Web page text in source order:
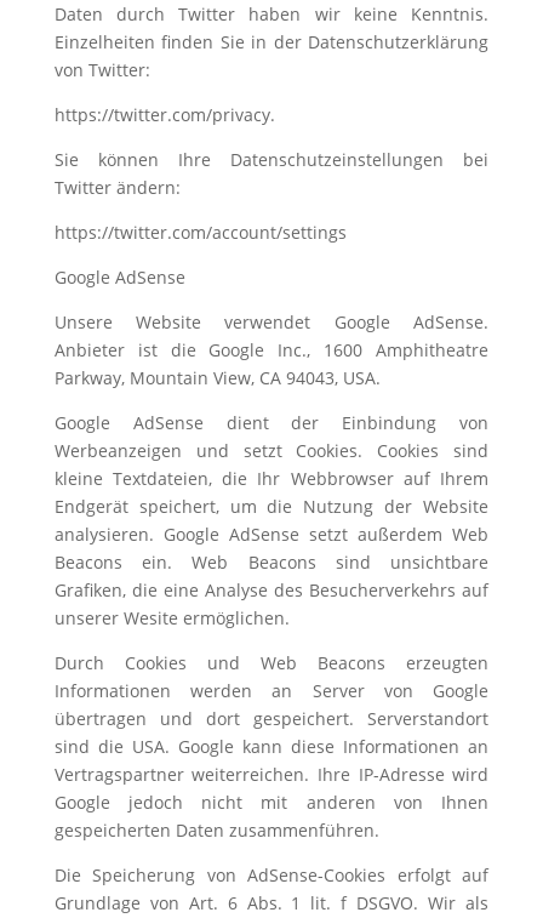
Daten durch Twitter haben wir keine Kenntnis.
Einzelheiten finden Sie in der Datenschutzerklärung
von Twitter:
https://twitter.com/privacy.
Sie können Ihre Datenschutzeinstellungen bei
Twitter ändern:
https://twitter.com/account/settings
Google AdSense
Unsere Website verwendet Google AdSense.
Anbieter ist die Google Inc., 1600 Amphitheatre
Parkway, Mountain View, CA 94043, USA.
Google AdSense dient der Einbindung von
Werbeanzeigen und setzt Cookies. Cookies sind
kleine Textdateien, die Ihr Webbrowser auf Ihrem
Endgerät speichert, um die Nutzung der Website
analysieren. Google AdSense setzt außerdem Web
Beacons ein. Web Beacons sind unsichtbare
Grafiken, die eine Analyse des Besucherverkehrs auf
unserer Wesite ermöglichen.
Durch Cookies und Web Beacons erzeugten
Informationen werden an Server von Google
übertragen und dort gespeichert. Serverstandort
sind die USA. Google kann diese Informationen an
Vertragspartner weiterreichen. Ihre IP-Adresse wird
Google jedoch nicht mit anderen von Ihnen
gespeicherten Daten zusammenführen.
Die Speicherung von AdSense-Cookies erfolgt auf
Grundlage von Art. 6 Abs. 1 lit. f DSGVO. Wir als